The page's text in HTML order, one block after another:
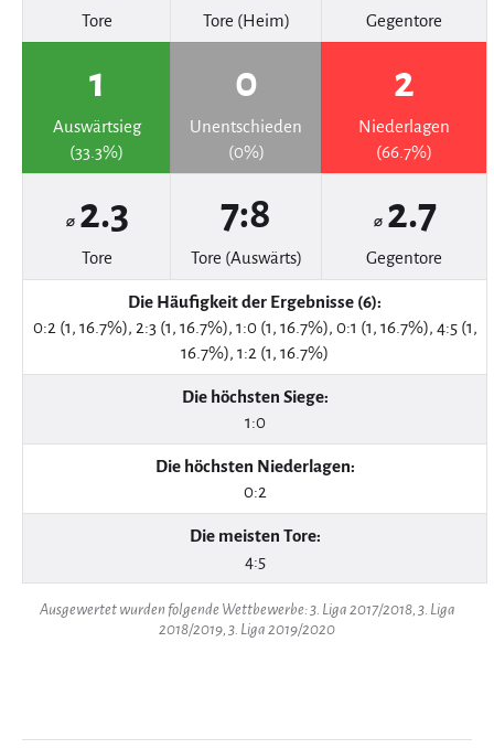
Tore Tore (Heim) Gegentore
1
Auswärtsieg
(33.3%)
0
Unentschieden
(0%)
2
Niederlagen
(66.7%)
⌀ 2.3
Tore
7:8
Tore (Auswärts)
⌀ 2.7
Gegentore
Die Häufigkeit der Ergebnisse (6):
0:2 (1, 16.7%), 2:3 (1, 16.7%), 1:0 (1, 16.7%), 0:1 (1, 16.7%), 4:5 (1,
16.7%), 1:2 (1, 16.7%)
Die höchsten Siege:
1:0
Die höchsten Niederlagen:
0:2
Die meisten Tore:
4:5
Ausgewertet wurden folgende Wettbewerbe: 3. Liga 2017/2018, 3. Liga
2018/2019, 3. Liga 2019/2020